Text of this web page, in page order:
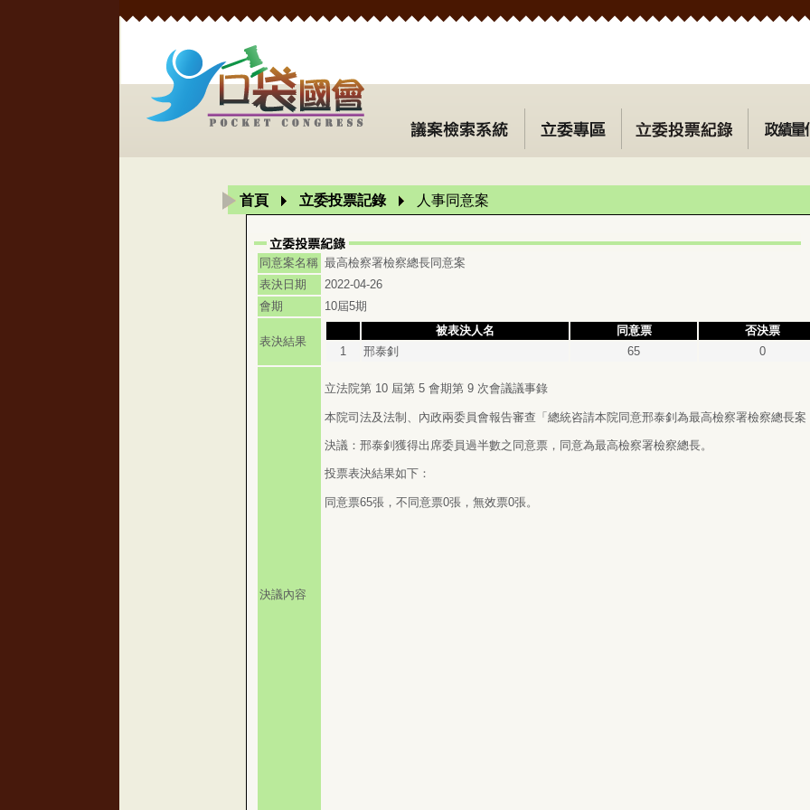
首頁 立委投票記錄 人事同意案
同意案名稱 最高檢察署檢察總長同意案
表決日期
2022-04-26
會期
10屆5期
表決結果
被表決人名 同意票
否決票
1
邢泰釗 65 0
決議內容
立法院第 10 屆第 5 會期第 9 次會議議事錄
本院司法及法制、內政兩委員會報告審查「總統咨請本院同意邢泰釗為最高檢察署檢察總長案
決議：邢泰釗獲得出席委員過半數之同意票，同意為最高檢察署檢察總長。
投票表決結果如下：
同意票65張，不同意票0張，無效票0張。